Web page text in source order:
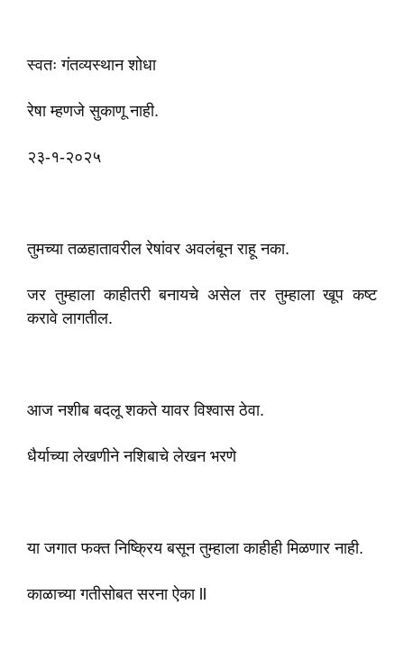
स्वतः गंतव्यस्थान शोधा
रेषा म्हणजे सुकाणू नाही.
२३-१-२०२५
तुमच्या तळहातावरील रेषांवर अवलंबून राहू नका.
जर तुम्हाला काहीतरी बनायचे असेल तर तुम्हाला खूप कष्ट
करावे लागतील.
आज नशीब बदलू शकते यावर विश्वास ठेवा.
धैर्याच्या लेखणीने नशिबाचे लेखन भरणे
या जगात फक्त निष्क्रिय बसून तुम्हाला काहीही मिळणार नाही.
काळाच्या गतीसोबत सरना ऐका ll